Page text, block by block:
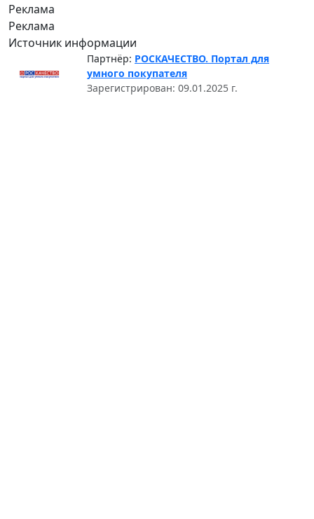
Реклама
Реклама
Источник информации
Партнёр: РОСКАЧЕСТВО. Портал для
умного покупателя
Зарегистрирован: 09.01.2025 г.